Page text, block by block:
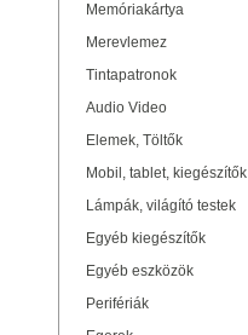
Memóriakártya
Merevlemez
Tintapatronok
Audio Video
Elemek, Töltők
Mobil, tablet, kiegészítők
Lámpák, világító testek
Egyéb kiegészítők
Egyéb eszközök
Perifériák